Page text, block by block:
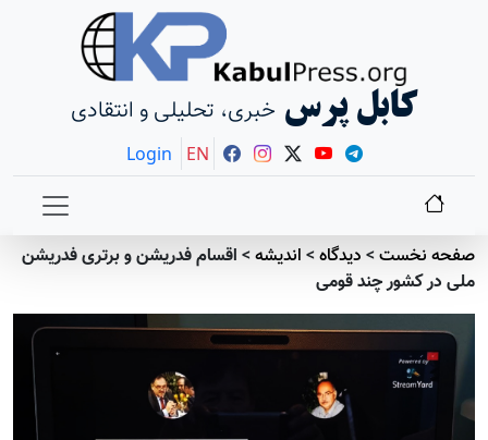
کابل پرس خبری، تحلیلی و انتقادی
Login EN
صفحه نخست> دیدگاه> انديشه> اقسام فدریشن و برتری فدریشن
ملی در کشور چند قومی